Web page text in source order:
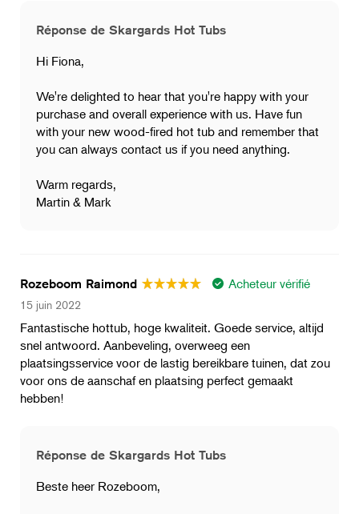
Réponse de Skargards Hot Tubs
Hi Fiona,
We're delighted to hear that you're happy with your
purchase and overall experience with us. Have fun
with your new wood-fired hot tub and remember that
you can always contact us if you need anything.
Warm regards,
Martin & Mark
Rozeboom Raimond Acheteur vérifié
15 juin 2022
Fantastische hottub, hoge kwaliteit. Goede service, altijd
snel antwoord. Aanbeveling, overweeg een
plaatsingsservice voor de lastig bereikbare tuinen, dat zou
voor ons de aanschaf en plaatsing perfect gemaakt
hebben!
Réponse de Skargards Hot Tubs
Beste heer Rozeboom,